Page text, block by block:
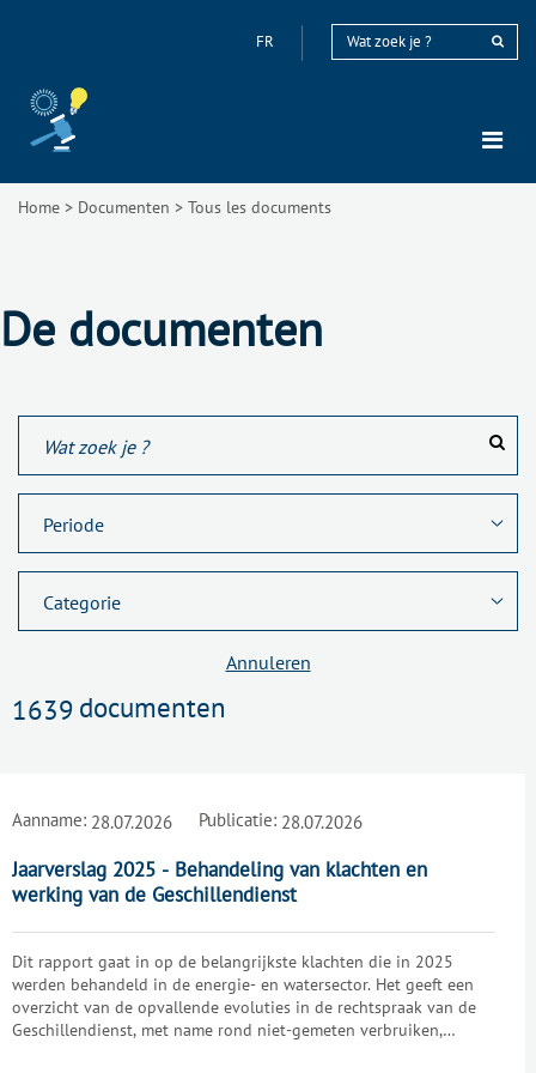
FR
Home > Documenten > Tous les documents
De documenten
Annuleren
1639 documenten
Aanname: 28.07.2026 Publicatie: 28.07.2026
Jaarverslag 2025 - Behandeling van klachten en
werking van de Geschillendienst
Dit rapport gaat in op de belangrijkste klachten die in 2025
werden behandeld in de energie- en watersector. Het geeft een
overzicht van de opvallende evoluties in de rechtspraak van de
Geschillendienst, met name rond niet-gemeten verbruiken,